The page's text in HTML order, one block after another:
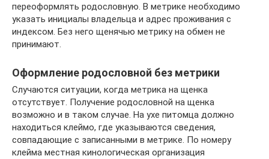
переоформлять родословную. В метрике необходимо
указать инициалы владельца и адрес проживания с
индексом. Без него щенячью метрику на обмен не
принимают.
Оформление родословной без метрики
Случаются ситуации, когда метрика на щенка
отсутствует. Получение родословной на щенка
возможно и в таком случае. На ухе питомца должно
находиться клеймо, где указываются сведения,
совпадающие с записанными в метрике. По номеру
клейма местная кинологическая организация